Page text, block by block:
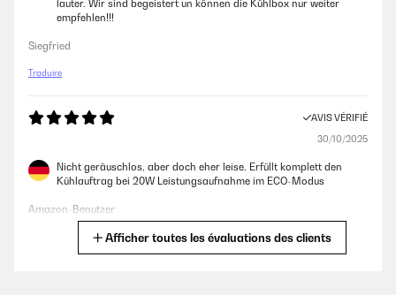
lauter. Wir sind begeistert un können die Kühlbox nur weiter
empfehlen!!!
Siegfried
Traduire
AVIS VÉRIFIÉ
30/10/2025
Nicht geräuschlos, aber doch eher leise. Erfüllt komplett den
Kühlauftrag bei 20W Leistungsaufnahme im ECO-Modus
Amazon-Benutzer
Afficher toutes les évaluations des clients